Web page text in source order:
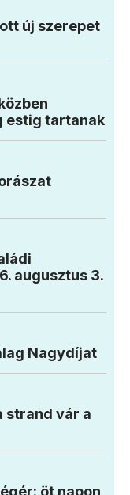
új szerepet
estig tartanak
augusztus 3.
Nagydíjat
strand vár a
öt napon